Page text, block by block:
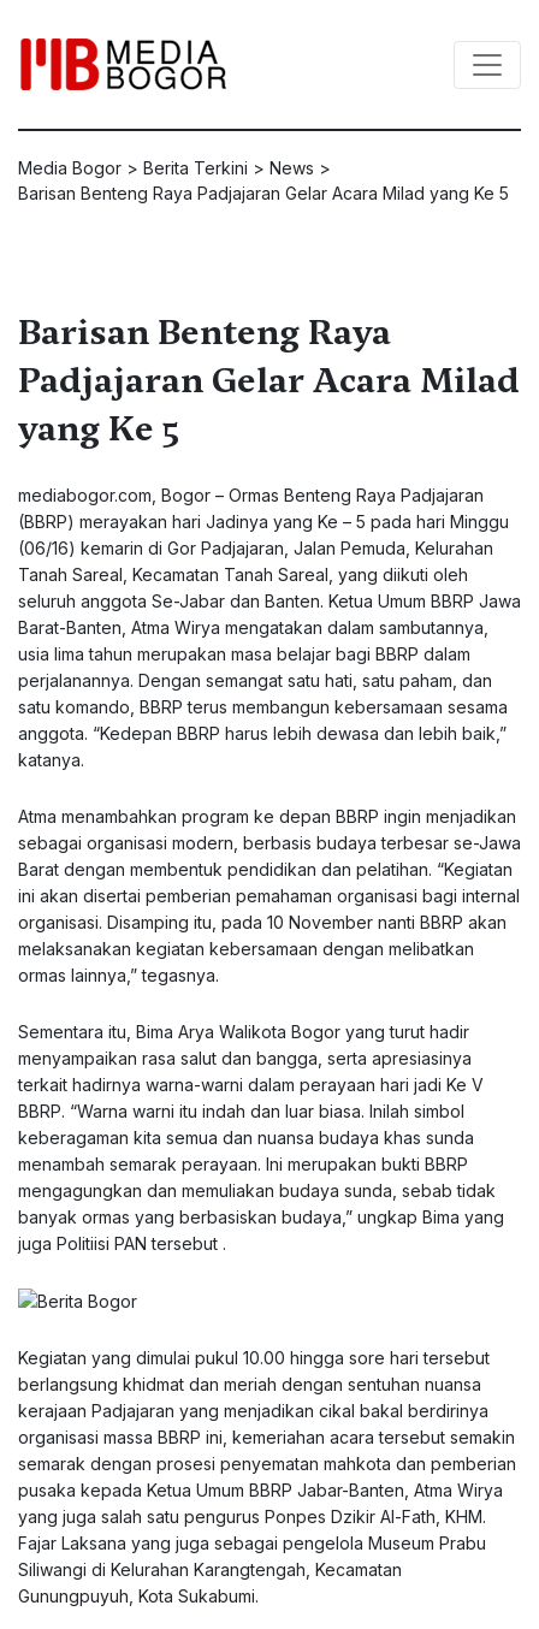
Media Bogor > Berita Terkini > News >
Barisan Benteng Raya Padjajaran Gelar Acara Milad yang Ke 5
Barisan Benteng Raya
Padjajaran Gelar Acara Milad
yang Ke 5
mediabogor.com , Bogor – Ormas Benteng Raya Padjajaran
(BBRP) merayakan hari Jadinya yang Ke – 5 pada hari Minggu
(06/16) kemarin di Gor Padjajaran, Jalan Pemuda, Kelurahan
Tanah Sareal, Kecamatan Tanah Sareal, yang diikuti oleh
seluruh anggota Se-Jabar dan Banten. Ketua Umum BBRP Jawa
Barat-Banten, Atma Wirya mengatakan dalam sambutannya,
usia lima tahun merupakan masa belajar bagi BBRP dalam
perjalanannya. Dengan semangat satu hati, satu paham, dan
satu komando, BBRP terus membangun kebersamaan sesama
anggota. “Kedepan BBRP harus lebih dewasa dan lebih baik,”
katanya.
Atma menambahkan program ke depan BBRP ingin menjadikan
sebagai organisasi modern, berbasis budaya terbesar se-Jawa
Barat dengan membentuk pendidikan dan pelatihan. “Kegiatan
ini akan disertai pemberian pemahaman organisasi bagi internal
organisasi. Disamping itu, pada 10 November nanti BBRP akan
melaksanakan kegiatan kebersamaan dengan melibatkan
ormas lainnya,” tegasnya.
Sementara itu, Bima Arya Walikota Bogor yang turut hadir
menyampaikan rasa salut dan bangga, serta apresiasinya
terkait hadirnya warna-warni dalam perayaan hari jadi Ke V
BBRP. “Warna warni itu indah dan luar biasa. Inilah simbol
keberagaman kita semua dan nuansa budaya khas sunda
menambah semarak perayaan. Ini merupakan bukti BBRP
mengagungkan dan memuliakan budaya sunda, sebab tidak
banyak ormas yang berbasiskan budaya,” ungkap Bima yang
juga Politiisi PAN tersebut .
Kegiatan yang dimulai pukul 10.00 hingga sore hari tersebut
berlangsung khidmat dan meriah dengan sentuhan nuansa
kerajaan Padjajaran yang menjadikan cikal bakal berdirinya
organisasi massa BBRP ini, kemeriahan acara tersebut semakin
semarak dengan prosesi penyematan mahkota dan pemberian
pusaka kepada Ketua Umum BBRP Jabar-Banten, Atma Wirya
yang juga salah satu pengurus Ponpes Dzikir Al-Fath, KHM.
Fajar Laksana yang juga sebagai pengelola Museum Prabu
Siliwangi di Kelurahan Karangtengah, Kecamatan
Gunungpuyuh, Kota Sukabumi.